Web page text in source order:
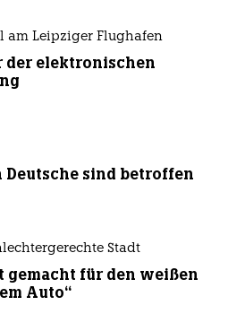
am Leipziger Flughafen
der elektronischen
sind betroffen
Stadt
gemacht für den weißen
Auto“